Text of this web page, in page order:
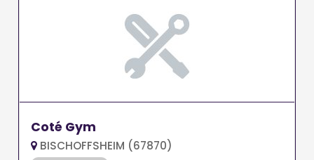
Coté Gym
BISCHOFFSHEIM (67870)